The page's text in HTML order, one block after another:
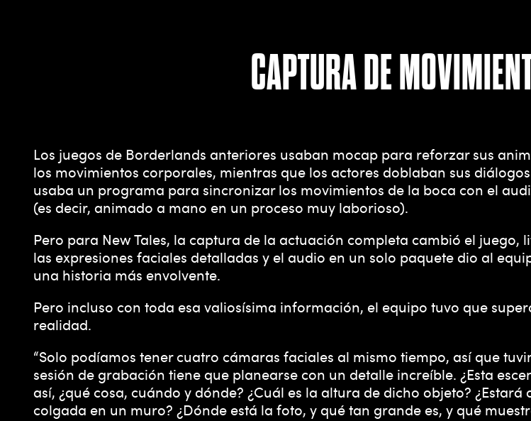
CAPTURA DE
Los juegos de Borderlands anteriores usaban mocap para reforzar sus
los movimientos corporales, mientras que los actores doblaban sus
usaba un programa para sincronizar los movimientos de la boca con el
(es decir, animado a mano en un proceso muy laborioso).
Pero para New Tales, la captura de la actuación completa cambió el
las expresiones faciales detalladas y el audio en un solo paquete dio al
una historia más envolvente.
Pero incluso con toda esa valiosísima información, el equipo tuvo que
realidad.
“Solo podíamos tener cuatro cámaras faciales al mismo tiempo, así que
sesión de grabación tiene que planearse con un detalle increíble. ¿Esta
así, ¿qué cosa, cuándo y dónde? ¿Cuál es la altura de dicho objeto?
colgada en un muro? ¿Dónde está la foto, y qué tan grande es, y qué